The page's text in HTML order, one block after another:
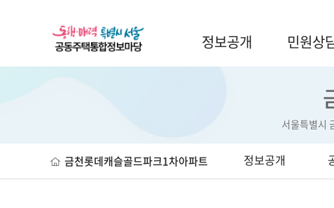
정보공개 민원상
서울특별시
금천롯데캐슬골드파크1차아파트 정보공개